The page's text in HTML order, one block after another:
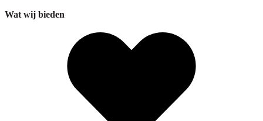
Wat wij bieden